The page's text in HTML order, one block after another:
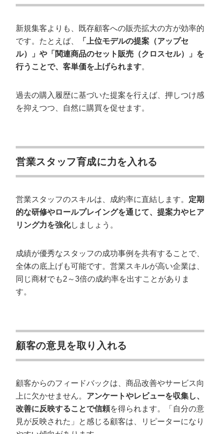
新規集客よりも、既存顧客への販売拡大の方が効率的
です。たとえば、
「上位モデルの提案（アップセ
ル）」や「関連商品のセット販売（クロスセル）」を
行うことで、客単価を上げられます。
過去の購入履歴に基づいた提案を行えば、押しつけ感
を抑えつつ、自然に購買を促せます。
営業スタッフ育成に力を入れる
営業スタッフのスキルは、成約率に直結します。 定期
的な研修やロールプレイングを通じて、提案力やヒア
リング力を強化しましょう。
成績が優秀なスタッフの成功事例を共有することで、
全体の底上げも可能です。営業スキルが高い企業は、
同じ商材でも2～3倍の成約率を出すことがありま
す。
顧客の意見を取り入れる
顧客からのフィードバックは、商品改善やサービス向
上に欠かせません。 アンケートやレビューを収集し、
改善に反映することで信頼を得られます。「自分の意
見が反映された」と感じる顧客は、リピーターになり